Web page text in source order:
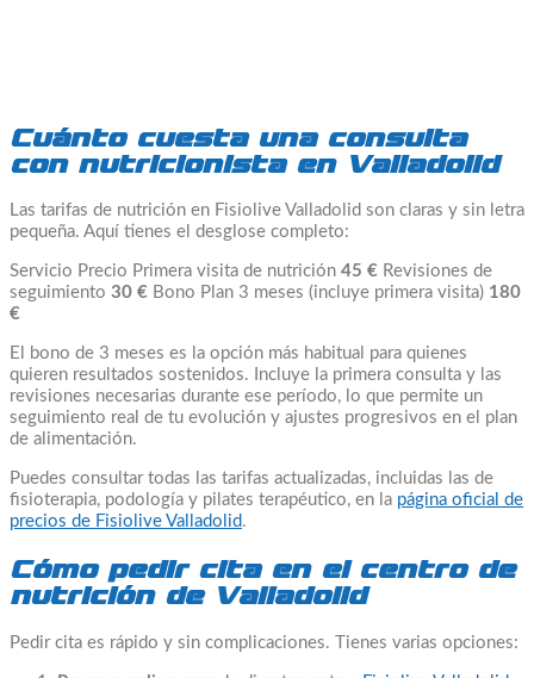
Cuánto cuesta una consulta
con nutricionista en Valladolid
Las tarifas de nutrición en Fisiolive Valladolid son claras y sin letra
pequeña. Aquí tienes el desglose completo:
Servicio Precio Primera visita de nutrición 45 € Revisiones de
seguimiento 30 € Bono Plan 3 meses (incluye primera visita) 180
€
El bono de 3 meses es la opción más habitual para quienes
quieren resultados sostenidos. Incluye la primera consulta y las
revisiones necesarias durante ese período, lo que permite un
seguimiento real de tu evolución y ajustes progresivos en el plan
de alimentación.
Puedes consultar todas las tarifas actualizadas, incluidas las de
fisioterapia, podología y pilates terapéutico, en la página oficial de
precios de Fisiolive Valladolid.
Cómo pedir cita en el centro de
nutrición de Valladolid
Pedir cita es rápido y sin complicaciones. Tienes varias opciones: